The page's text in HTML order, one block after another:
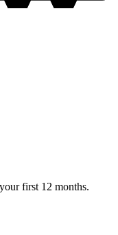
first 12 months.